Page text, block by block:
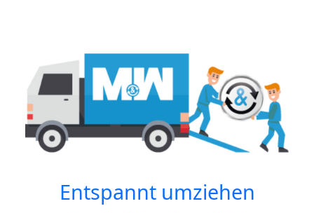
Entspannt umziehen